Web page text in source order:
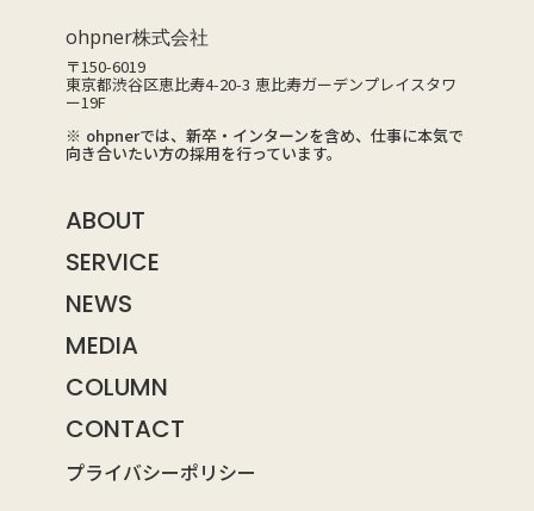
ohpner株式会社
〒150-6019
東京都渋谷区恵比寿4-20-3 恵比寿ガーデンプレイスタワ
ー19F
※ ohpnerでは、新卒・インターンを含め、仕事に本気で
向き合いたい方の採用を行っています。
ABOUT
SERVICE
NEWS
MEDIA
COLUMN
CONTACT
プライバシーポリシー